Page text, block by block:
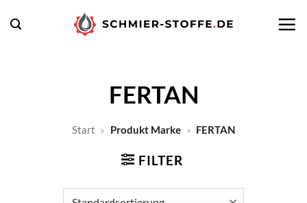
Inhalt
FERTAN
Start » Produkt Marke » FERTAN
FILTER